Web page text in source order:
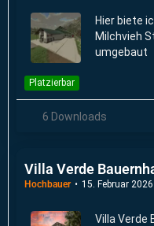
Hier biete
Milchvieh
umgebaut
Platzierbar
6 Downloads
Villa Verde
Hochbauer 15. Februar
Villa Verde